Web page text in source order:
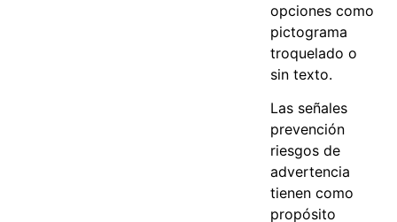
opciones como
pictograma
troquelado o
sin texto.
Las señales
prevención
riesgos de
advertencia
tienen como
propósito